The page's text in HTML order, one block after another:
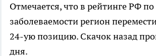
Отмечается, что в рейтинге РФ по
заболеваемости регион
24-ую позицию. Скачок назад
дня.